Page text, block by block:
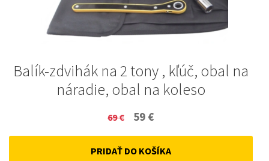
Balík-zdvihák na 2 tony , kľúč, obal na
náradie, obal na koleso
69€
Original
price
was:
59 €
price
is:
PRIDAŤ DO KOŠÍKA